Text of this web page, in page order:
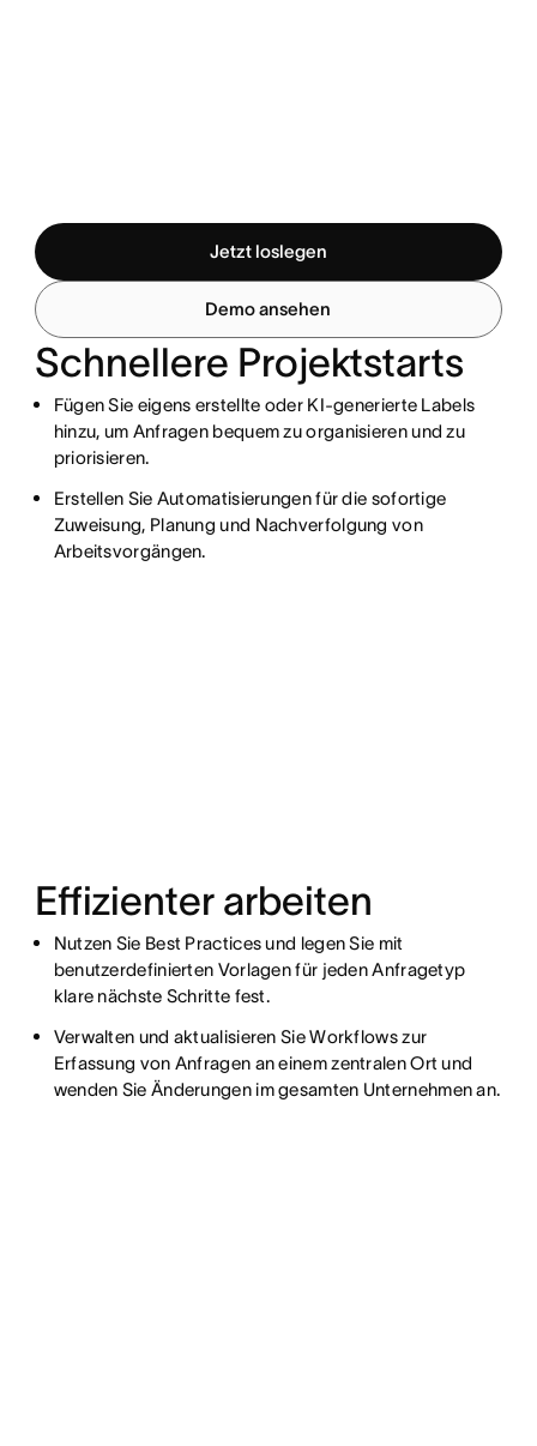
Jetzt loslegen
Demo ansehen
Schnellere Projektstarts
Fügen Sie eigens erstellte oder KI-generierte Labels
hinzu, um Anfragen bequem zu organisieren und zu
priorisieren.
Erstellen Sie Automatisierungen für die sofortige
Zuweisung, Planung und Nachverfolgung von
Arbeitsvorgängen.
Effizienter arbeiten
Nutzen Sie Best Practices und legen Sie mit
benutzerdefinierten Vorlagen für jeden Anfragetyp
klare nächste Schritte fest.
Verwalten und aktualisieren Sie Workflows zur
Erfassung von Anfragen an einem zentralen Ort und
wenden Sie Änderungen im gesamten Unternehmen an.